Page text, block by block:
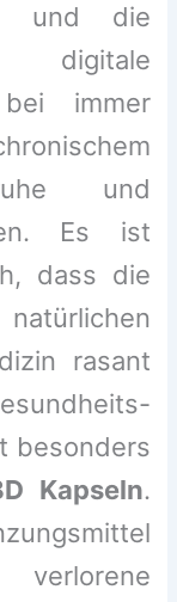
und die
immer
und
Es ist
dass die
rasant
besonders
Kapseln.